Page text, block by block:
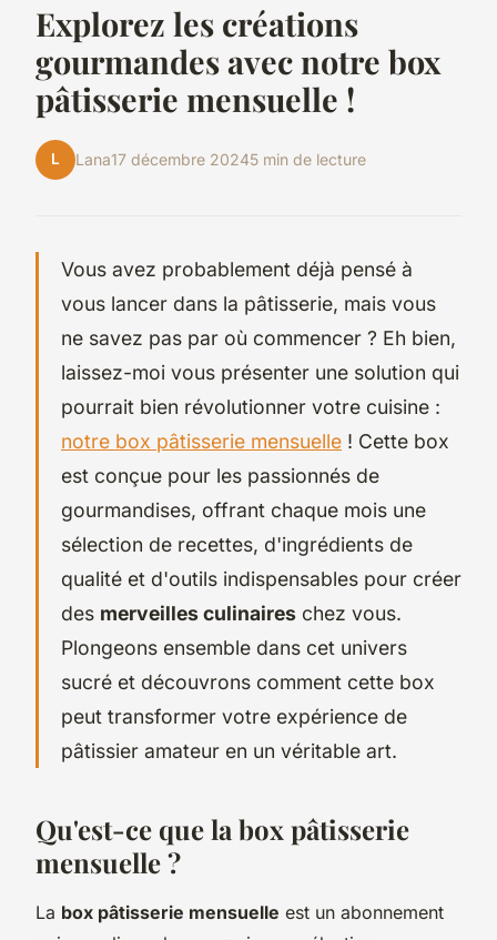
Explorez les créations
gourmandes avec notre box
pâtisserie mensuelle !
L Lana17 décembre 20245 min de lecture
Vous avez probablement déjà pensé à
vous lancer dans la pâtisserie, mais vous
ne savez pas par où commencer ? Eh bien,
laissez-moi vous présenter une solution qui
pourrait bien révolutionner votre cuisine :
notre box pâtisserie mensuelle ! Cette box
est conçue pour les passionnés de
gourmandises, offrant chaque mois une
sélection de recettes, d'ingrédients de
qualité et d'outils indispensables pour créer
des merveilles culinaires chez vous.
Plongeons ensemble dans cet univers
sucré et découvrons comment cette box
peut transformer votre expérience de
pâtissier amateur en un véritable art.
Qu'est-ce que la box pâtisserie
mensuelle ?
La box pâtisserie mensuelle est un abonnement